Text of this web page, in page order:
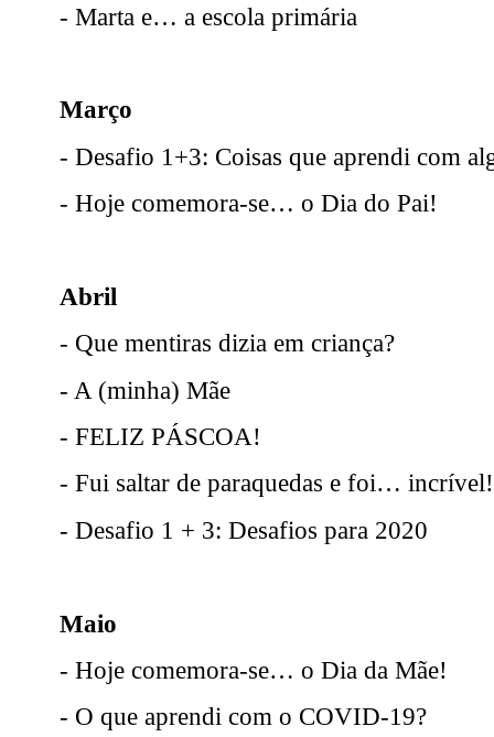
- Marta e… a escola primária
Março
- Desafio 1+3: Coisas que aprendi com
- Hoje comemora-se… o Dia do Pai!
Abril
- Que mentiras dizia em criança?
- A (minha) Mãe
- FELIZ PÁSCOA!
- Fui saltar de paraquedas e foi… incrível!
- Desafio 1 + 3: Desafios para 2020
Maio
- Hoje comemora-se… o Dia da Mãe!
- O que aprendi com o COVID-19?